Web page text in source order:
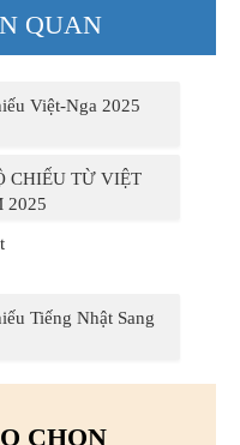
QUAN
Việt-Nga 2025
CHIẾU TỪ VIỆT
2025
Tiếng Nhật Sang
CHỌN